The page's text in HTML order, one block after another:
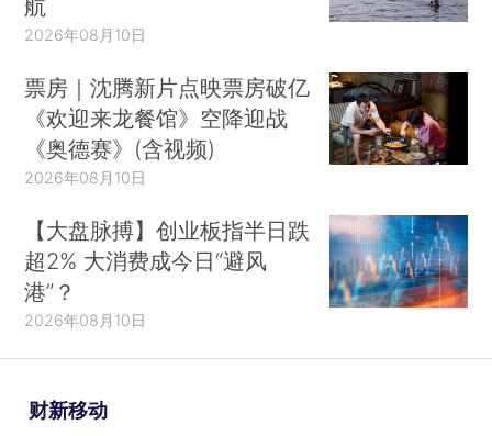
航
2026年08月10日
票房｜沈腾新片点映票房破亿
《欢迎来龙餐馆》空降迎战
《奥德赛》(含视频)
2026年08月10日
【大盘脉搏】创业板指半日跌
超2% 大消费成今日“避风
港”？
2026年08月10日
财新移动